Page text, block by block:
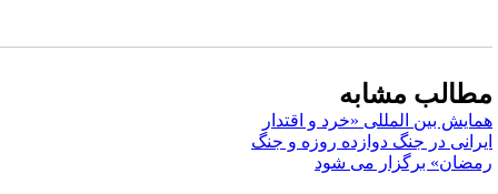
مشابه
بین المللی «خرد و اقتدار
در جنگ دوازده روزه و جنگ
برگزار می شود